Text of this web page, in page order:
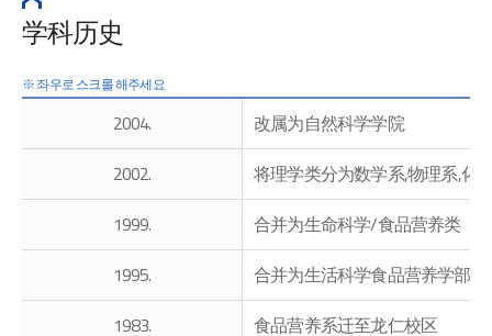
学科历史
2004.
改属为自然科学学院
2002.
将理学类分为数学系,物理系,化
1999.
合并为生命科学/食品营养类
1995.
合并为生活科学食品营养学部
1983.
食品营养系迁至龙仁校区